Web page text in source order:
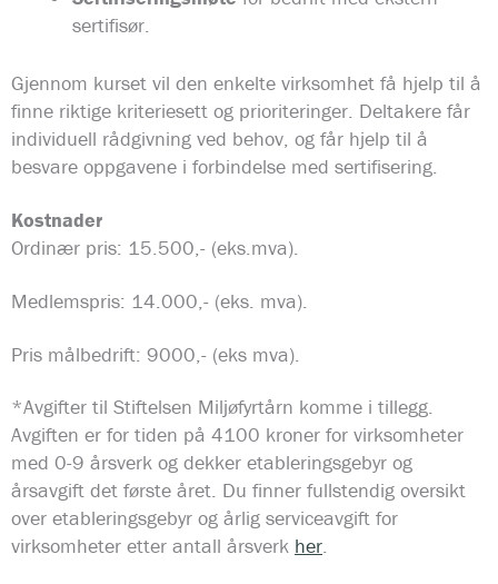
sertifisør.
Gjennom kurset vil den enkelte virksomhet få hjelp til å
finne riktige kriteriesett og prioriteringer. Deltakere får
individuell rådgivning ved behov, og får hjelp til å
besvare oppgavene i forbindelse med sertifisering.
Kostnader
Ordinær pris: 15.500,- (eks.mva).
Medlemspris: 14.000,- (eks. mva).
Pris målbedrift: 9000,- (eks mva).
*Avgifter til Stiftelsen Miljøfyrtårn komme i tillegg.
Avgiften er for tiden på 4100 kroner for virksomheter
med 0-9 årsverk og dekker etableringsgebyr og
årsavgift det første året. Du finner fullstendig oversikt
over etableringsgebyr og årlig serviceavgift for
virksomheter etter antall årsverk her.